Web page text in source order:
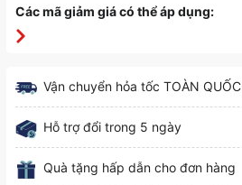
Các mã giảm giá có thể áp dụng:
Vận chuyển hỏa tốc TOÀN QUỐC
Hỗ trợ đổi trong 5 ngày
Quà tặng hấp dẫn cho đơn hàng